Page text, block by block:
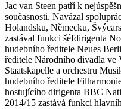
Jac van Steen patří k
současnosti. Navázal
Holandsku, Německu,
zastával funkci šéfdirigenta
hudebního ředitele Neues
ředitele Národního divadla ve
Staatskapelle a orchestru
hudebního ředitele
hostujícího dirigenta BBC
2014/15 zastává funkci